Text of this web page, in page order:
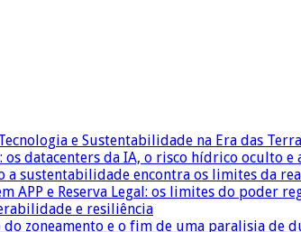
e Sustentabilidade na Era das
os datacenters da IA, o risco hídrico oculto
a sustentabilidade encontra os limites da
APP e Reserva Legal: os limites do poder
e resiliência
zoneamento e o fim de uma paralisia de